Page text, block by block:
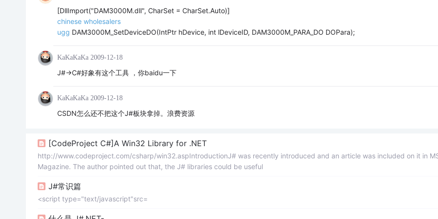
[DllImport("DAM3000M.dll", CharSet = CharSet.Auto)]
chinese wholesalers
ugg DAM3000M_SetDeviceDO(IntPtr hDevice, int lDeviceID, DAM3000M_PARA_DO DOPara);
KaKaKaKa 2009-12-18
J#->C#好象有这个工具 ，你baidu一下
KaKaKaKa 2009-12-18
CSDN怎么还不把这个J#板块拿掉。浪费资源
[CodeProject C#]A Win32 Library for .NET
http://www.codeproject.com/csharp/win32.aspIntroductionJ# was recently introduced and an article was included on it in
Magazine. The author pointed out that, the J# libraries could be useful
J#常识篇
<script type="text/javascript"src=